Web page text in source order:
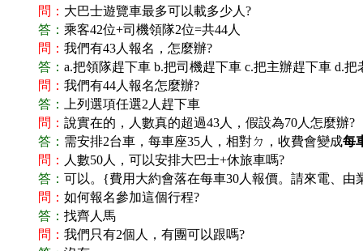
問： 大巴士遊覽車最多可以載多少人?
答： 乘客42位+司機領隊2位=共44人
問： 我們有43人報名，怎麼辦?
答： a.把領隊趕下車 b.把司機趕下車 c.把主辦趕下車 d.
問： 我們有44人報名怎麼辦?
答：
上列選項任選2人趕下車
問： 說實在的，人數真的超過43人，假設為70人怎麼辦?
答： 需安排2台車，每車座35人，相對ㄉ，收費會變成每
問： 人數50人，可以安排大巴士+休旅車嗎?
答： 可以。{費用大約會落在每車30人報價。請來電、由
問： 如何報名參加這個行程?
答： 找齊人馬
問： 我們只有2個人，有團可以跟嗎?